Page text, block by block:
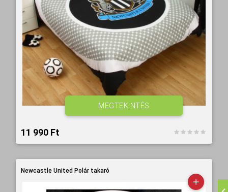
11 990 Ft‎
MEGTEKINTÉS
Newcastle United Polár takaró